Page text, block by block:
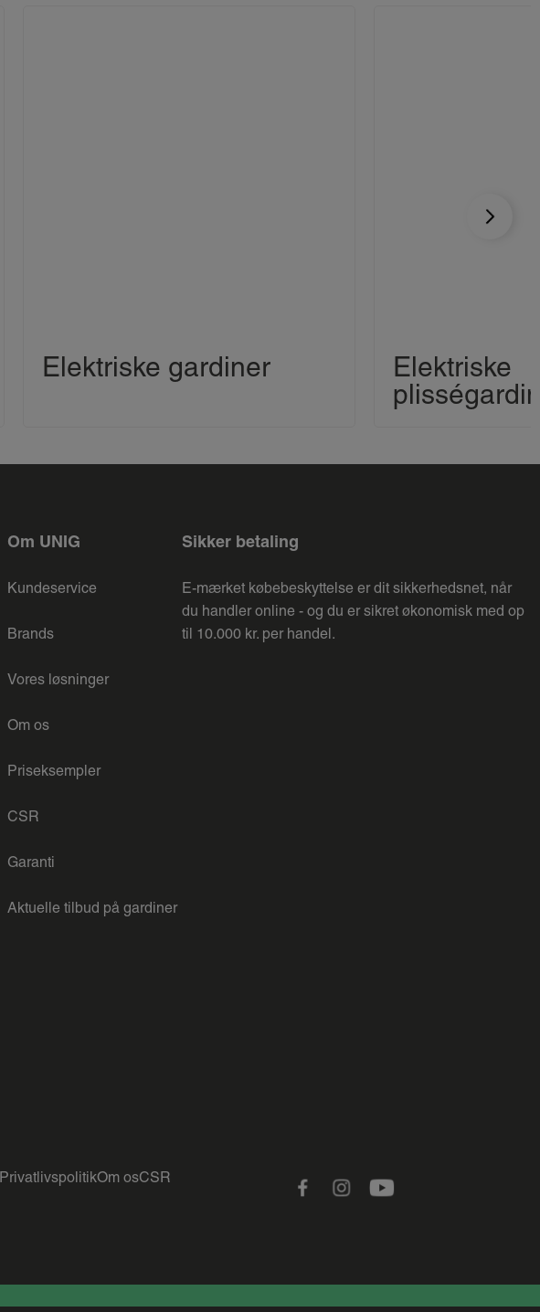
Elektriske gardiner
Elektriske
Om UNIG
Kundeservice
Brands
Vores løsninger
Om os
Priseksempler
CSR
Garanti
Aktuelle tilbud på gardiner
Sikker betaling
E-mærket købebeskyttelse er dit sikkerhedsnet, når
du handler online - og du er sikret økonomisk med op
til 10.000 kr. per handel.
PrivatlivspolitikOm osCSR
FacebookInstagramYoutube